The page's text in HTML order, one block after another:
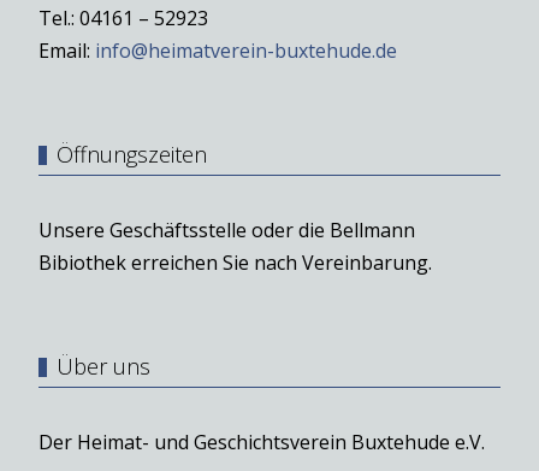
Tel.: 04161 – 52923
Email: info@heimatverein-buxtehude.de
Öffnungszeiten
Unsere Geschäftsstelle oder die Bellmann
Bibiothek erreichen Sie nach Vereinbarung.
Über uns
Der Heimat- und Geschichtsverein Buxtehude e.V.